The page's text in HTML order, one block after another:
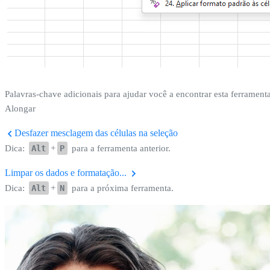
Palavras-chave adicionais para ajudar você a encontrar esta
Alongar
Desfazer mesclagem das células na seleção
Dica: Alt + P para a ferramenta anterior.
Limpar os dados e formatação...
Dica: Alt + N para a próxima ferramenta.